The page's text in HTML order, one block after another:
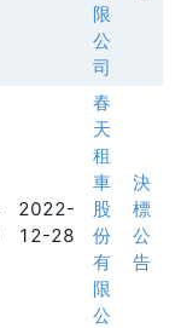
限
公
司
2022-
12-28
春
天
租
車
股
份
有
限
公
決
標
公
告